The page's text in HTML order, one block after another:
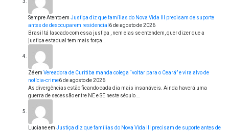
Sempre Atentoem Justiça diz que famílias do Nova Vida III precisam de suporte
antes de desocuparem residencial 6 de agosto de 2026
Brasil tá lascado com essa justiça , nem elas se entendem, quer dizer que a
justiça estadual tem mais força…
Zéem Vereadora de Curitiba manda colega “voltar para o Ceará” e vira alvo de
notícia-crime6 de agosto de 2026
As divergências estão ficando cada dia mais insanáveis. Ainda haverá uma
guerra de secessão entre NE e SE neste século.…
Lucianeem Justiça diz que famílias do Nova Vida III precisam de suporte antes de